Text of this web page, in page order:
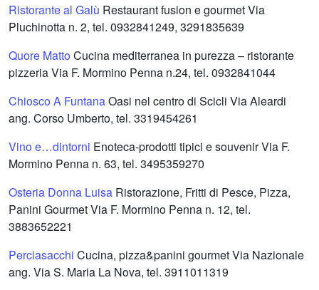
Ristorante al Galù Restaurant fusion e gourmet Via
Pluchinotta n. 2, tel. 0932841249, 3291835639
Quore Matto Cucina mediterranea in purezza – ristorante
pizzeria Via F. Mormino Penna n.24, tel. 0932841044
Chiosco A FuntanaOasi nel centro di Scicli Via Aleardi
ang. Corso Umberto, tel. 3319454261
Vino e…dintorni Enoteca-prodotti tipici e souvenir Via F.
Mormino Penna n. 63, tel. 3495359270
Osteria Donna Luisa Ristorazione, Fritti di Pesce, Pizza,
Panini Gourmet Via F. Mormino Penna n. 12, tel.
3883652221
Perciasacchi Cucina, pizza&panini gourmet Via Nazionale
ang. Via S. Maria La Nova, tel. 3911011319